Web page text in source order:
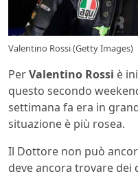
Valentino Rossi (Getty Images)
PerValentino Rossi è
questo secondo
settimana fa era in
situazione è più rosea.
Il Dottore non può
deve ancora trovare dei